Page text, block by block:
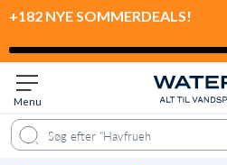
+182 NYE SOMMERDEALS!
Menu
Spørgsmål & svar Anbefalet til